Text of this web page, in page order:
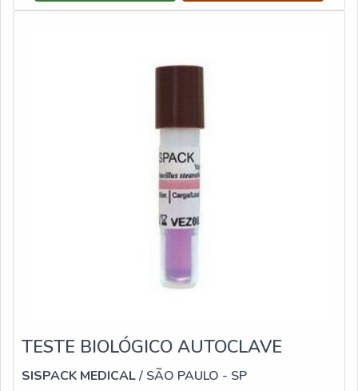
laboratoriais e clínicas, que por meio dela garantem
TESTE BIOLÓGICO AUTOCLAVE
SISPACK MEDICAL/ SÃO PAULO - SP